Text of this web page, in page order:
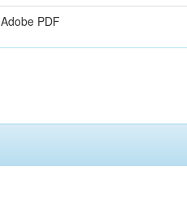
Adobe PDF